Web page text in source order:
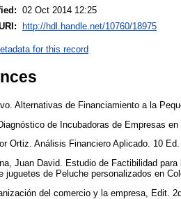
02 Oct 2014 12:25
http://hdl.handle.net/10760/18975
for this record
Alternativas de Financiamiento a la
de Incubadoras de Empresas
Ortiz. Análisis Financiero Aplicado. 10
Juan David. Estudio de Factibilidad
juguetes de Peluche personalizados en
del comercio y la empresa, Edit.